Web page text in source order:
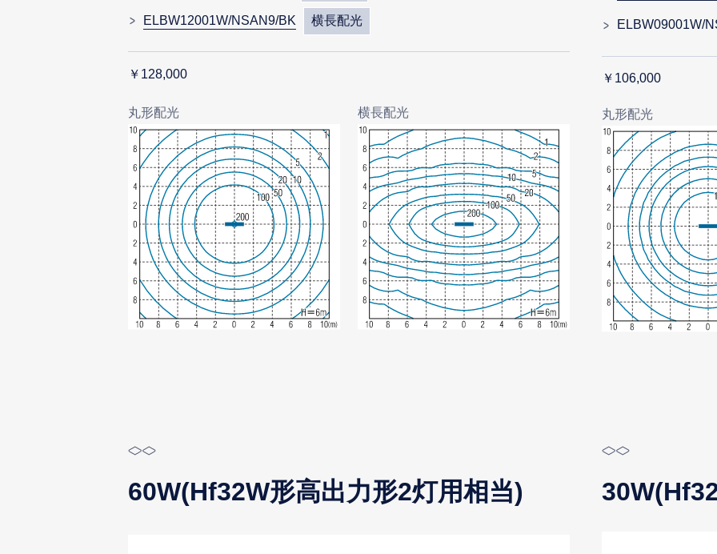
ELBW12001W/NSAN9/BK 横長配光
￥128,000
丸形配光 横長配光
ELBW09001W/
￥106,000
丸形配光
60W(Hf32W形高出力形2灯用相当)